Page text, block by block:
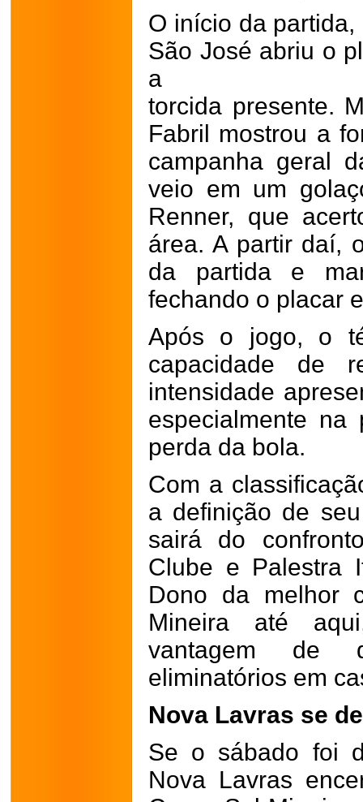
O início da
São José abriu o
a
torcida presente.
Fabril mostrou a
campanha geral
veio em um
Renner, que
área. A partir daí,
da partida e
fechando o placar
Após o jogo, o
capacidade de
intensidade
especialmente na
perda da bola.
Com a
a definição de
sairá do
Clube e Palestra
Dono da melhor
Mineira até
vantagem de
eliminatórios em
Nova Lavras se
Se o sábado foi
Nova Lavras